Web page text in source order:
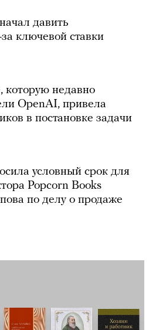
давить
ключевой ставки
которую недавно
OpenAI, привела
в постановке задачи
условный срок для
Popcorn Books
по делу о продаже